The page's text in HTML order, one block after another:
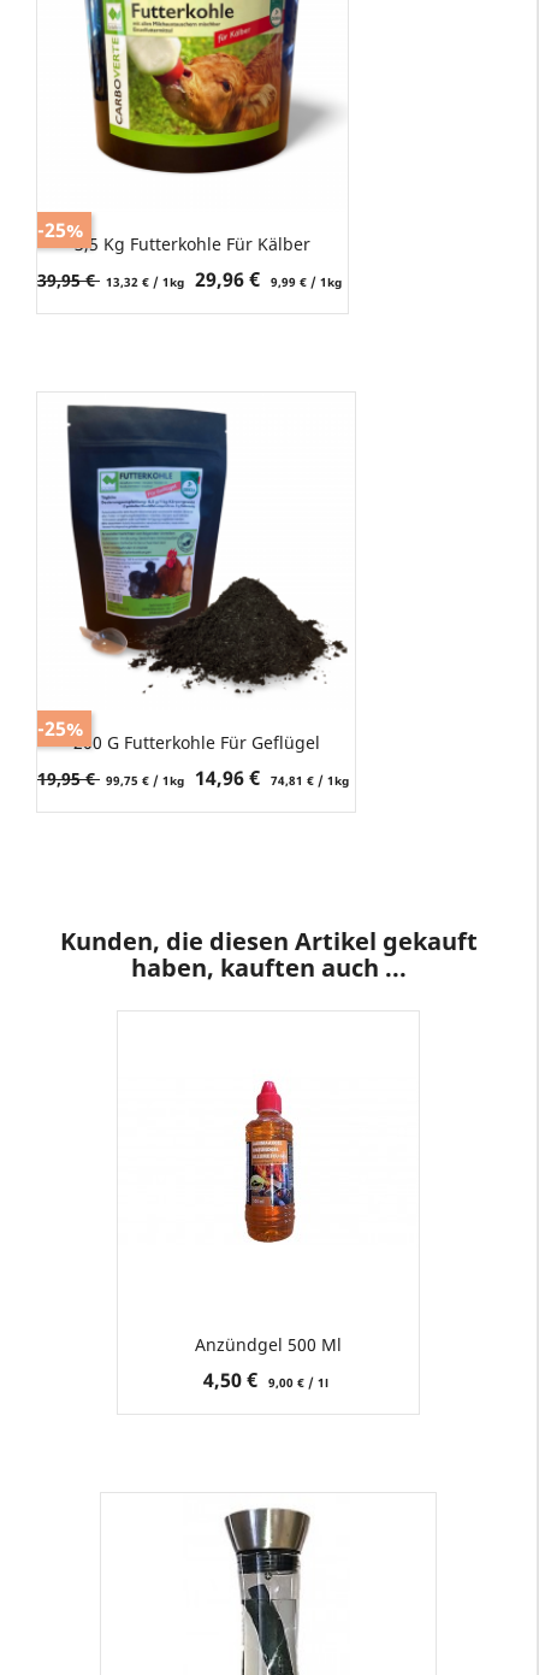
3,5 Kg Futterkohle Für Kälber
Verkaufspreis
39,95 € 13,32 € / 1kg
-25%
Preis
29,96 € 9,99 € / 1kg
200 G Futterkohle Für Geflügel
Verkaufspreis
19,95 € 99,75 € / 1kg
-25%
Preis
14,96 € 74,81 € / 1kg
Kunden, die diesen Artikel gekauft
haben, kauften auch ...
Anzündgel 500 Ml
Preis
4,50 € 9,00 € / 1l